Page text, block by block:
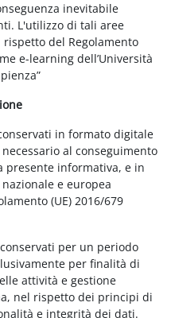
inevitabile
L'utilizzo di tali aree
del Regolamento
e-learning dell’Università
in formato digitale
al conseguimento
informativa, e in
e europea
(UE) 2016/679
per un periodo
per finalità di
attività e gestione
nel rispetto dei principi di
e integrità dei dati.